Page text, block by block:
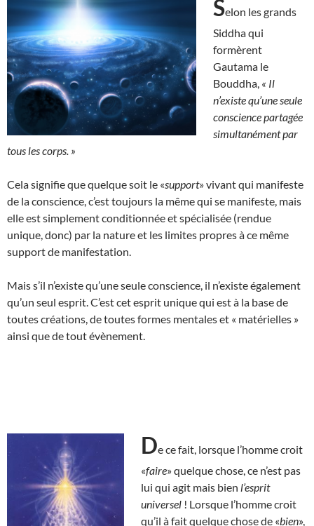
Selon les grands
Siddha qui
formèrent
Gautama le
Bouddha, « Il
n’existe qu’une seule
conscience partagée
simultanément par
tous les corps. »
Cela signifie que quelque soit le «support» vivant qui manifeste
de la conscience, c’est toujours la même qui se manifeste, mais
elle est simplement conditionnée et spécialisée (rendue
unique, donc) par la nature et les limites propres à ce même
support de manifestation.
Mais s’il n’existe qu’une seule conscience, il n’existe également
qu’un seul esprit. C’est cet esprit unique qui est à la base de
toutes créations, de toutes formes mentales et « matérielles »
ainsi que de tout évènement.
De ce fait, lorsque l’homme croit
«faire» quelque chose, ce n’est pas
lui qui agit mais bien l’esprit
universel ! Lorsque l’homme croit
qu’il à fait quelque chose de «bien»,